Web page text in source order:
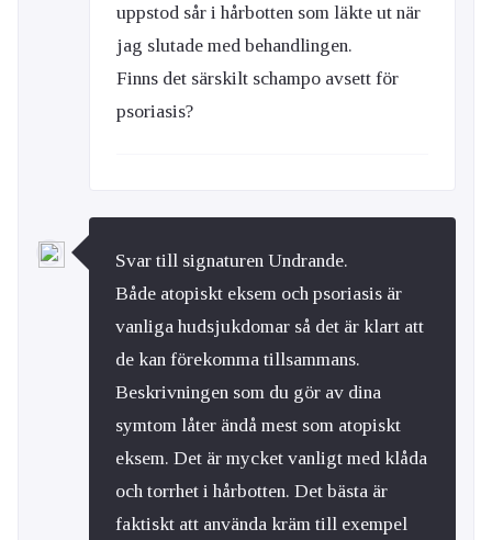
uppstod sår i hårbotten som läkte ut när
jag slutade med behandlingen.
Finns det särskilt schampo avsett för
psoriasis?
Svar till signaturen Undrande.
Både atopiskt eksem och psoriasis är
vanliga hudsjukdomar så det är klart att
de kan förekomma tillsammans.
Beskrivningen som du gör av dina
symtom låter ändå mest som atopiskt
eksem. Det är mycket vanligt med klåda
och torrhet i hårbotten. Det bästa är
faktiskt att använda kräm till exempel